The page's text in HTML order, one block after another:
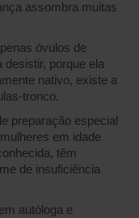
assombra muitas
óvulos de
desistir, porque ela
nativo, existe a
tronco.
preparação especial
em idade
têm
de insuficiência
autóloga e